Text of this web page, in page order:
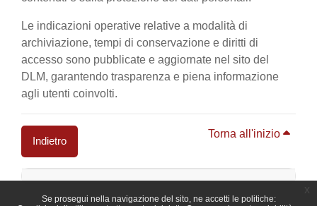
Se prosegui nella navigazione del sito, ne accetti le politiche:
Le indicazioni operative relative a modalità di
archiviazione, tempi di conservazione e diritti di
accesso sono pubblicate e aggiornate nel sito del
DLM, garantendo trasparenza e piena informazione
agli utenti coinvolti.
Indietro
Torna all'inizio
Blocchi